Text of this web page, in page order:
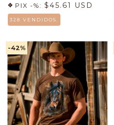
PIX -%: $45.61 USD
328 VENDIDOS.
-42%